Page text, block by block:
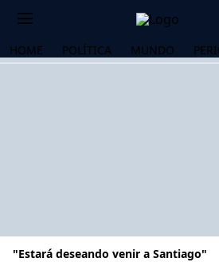
HOME POLÍTICA MUNDO
"Estará deseando venir a Santiago"